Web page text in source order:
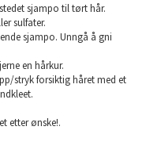
sjampo til tørt hår.
sulfater.
sjampo. Unngå å gni
en hårkur.
stryk forsiktig håret med et
etter ønske!.